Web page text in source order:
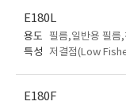
E180L
용도 필름,일반용 필름
특성
저결점(Low
E180F